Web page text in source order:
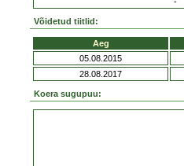
Võidetud tiitlid:
Aeg
05.08.2015
28.08.2017
Koera sugupuu: